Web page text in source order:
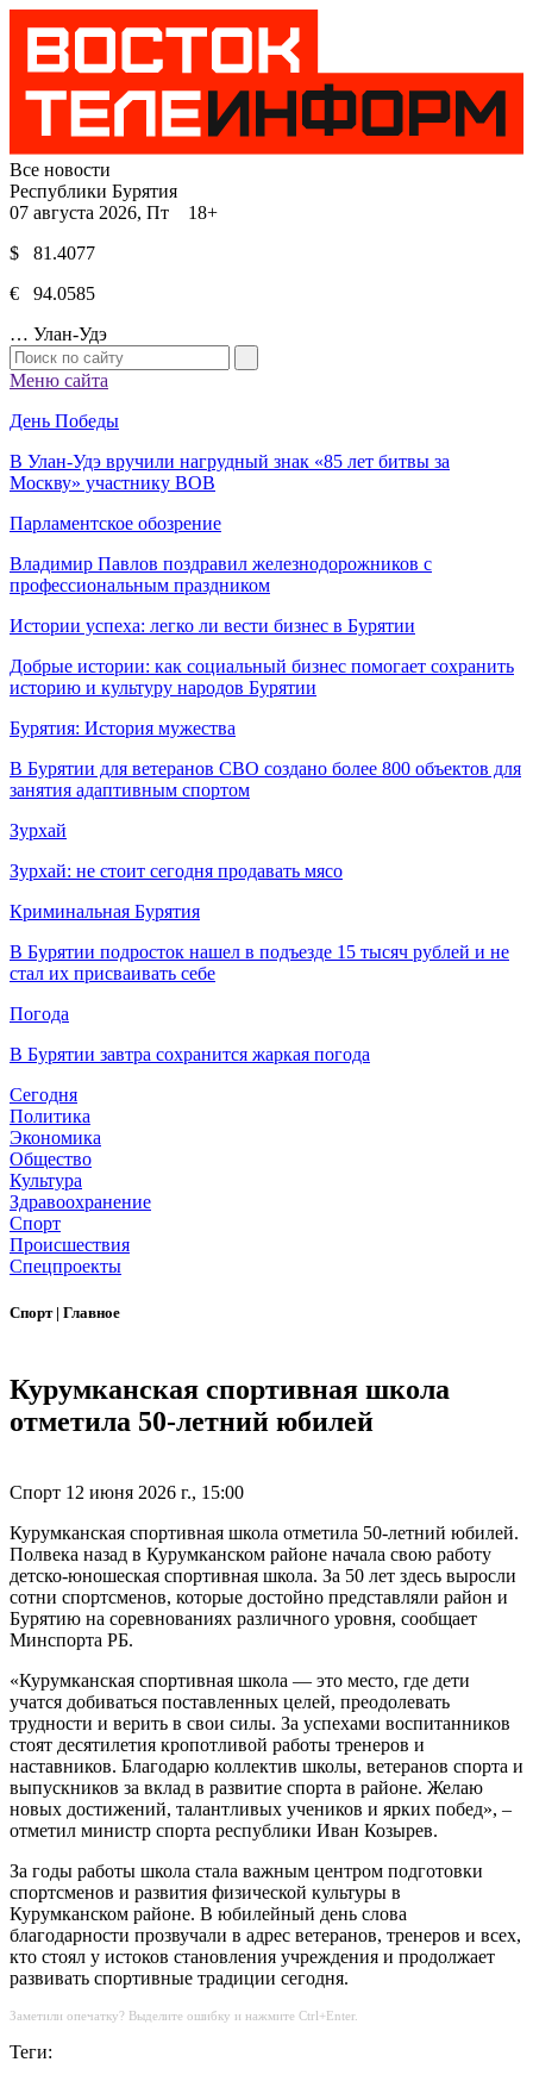
Все новости
Республики Бурятия
07 августа 2026, Пт 18+
$ 81.4077
€ 94.0585
… Улан-Удэ
Меню сайта
День Победы
В Улан-Удэ вручили нагрудный знак «85 лет битвы за
Москву» участнику ВОВ
Парламентское обозрение
Владимир Павлов поздравил железнодорожников с
профессиональным праздником
Истории успеха: легко ли вести бизнес в Бурятии
Добрые истории: как социальный бизнес помогает сохранить
историю и культуру народов Бурятии
Бурятия: История мужества
В Бурятии для ветеранов СВО создано более 800 объектов для
занятия адаптивным спортом
Зурхай
Зурхай: не стоит сегодня продавать мясо
Криминальная Бурятия
В Бурятии подросток нашел в подъезде 15 тысяч рублей и не
стал их присваивать себе
Погода
В Бурятии завтра сохранится жаркая погода
Сегодня
Политика
Экономика
Общество
Культура
Здравоохранение
Спорт
Происшествия
Спецпроекты
Спорт | Главное
Курумканская спортивная школа
отметила 50-летний юбилей
Спорт 12 июня 2026 г., 15:00
Курумканская спортивная школа отметила 50-летний юбилей.
Полвека назад в Курумканском районе начала свою работу
детско-юношеская спортивная школа. За 50 лет здесь выросли
сотни спортсменов, которые достойно представляли район и
Бурятию на соревнованиях различного уровня, сообщает
Минспорта РБ.
«Курумканская спортивная школа — это место, где дети
учатся добиваться поставленных целей, преодолевать
трудности и верить в свои силы. За успехами воспитанников
стоят десятилетия кропотливой работы тренеров и
наставников. Благодарю коллектив школы, ветеранов спорта и
выпускников за вклад в развитие спорта в районе. Желаю
новых достижений, талантливых учеников и ярких побед», –
отметил министр спорта республики Иван Козырев.
За годы работы школа стала важным центром подготовки
спортсменов и развития физической культуры в
Курумканском районе. В юбилейный день слова
благодарности прозвучали в адрес ветеранов, тренеров и всех,
кто стоял у истоков становления учреждения и продолжает
развивать спортивные традиции сегодня.
Заметили опечатку? Выделите ошибку и нажмите Ctrl+Enter.
Теги: